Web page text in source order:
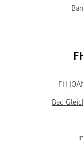
FH
Bad